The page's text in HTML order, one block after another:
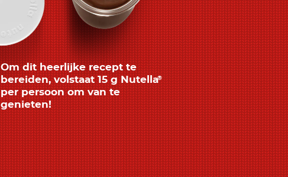
Om dit heerlijke recept te
bereiden, volstaat 15 g Nutella®
per persoon om van te
genieten!